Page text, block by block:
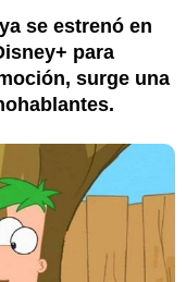
se estrenó en
para
surge una